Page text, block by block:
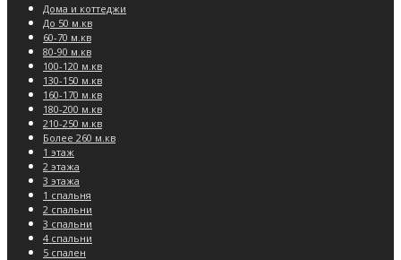
Дома и коттеджи
До 50 м.кв
60-70 м.кв
80-90 м.кв
100-120 м.кв
130-150 м.кв
160-170 м.кв
180-200 м.кв
210-250 м.кв
Более 260 м.кв
1 этаж
2 этажа
3 этажа
1 спальня
2 спальни
3 спальни
4 спальни
5 спален